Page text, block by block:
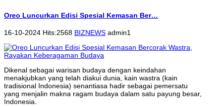
Oreo Luncurkan Edisi Spesial Kemasan Ber…
16-10-2024 Hits:2568 BIZNEWS admin1
Dikenal sebagai warisan budaya dengan keindahan
menakjubkan yang telah diakui dunia, kain wastra (kain
tradisional Indonesia) senantiasa hadir sebagai pemersatu
yang menjalin makna ragam budaya dalam satu payung besar,
Indonesia.